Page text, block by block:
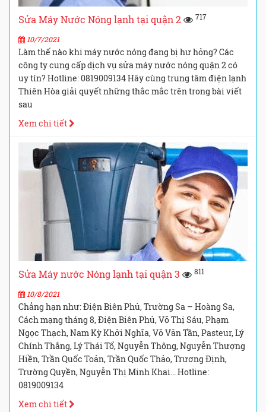
Sửa Máy Nước Nóng lạnh tại quận 2 717
10/7/2021
Làm thế nào khi máy nước nóng đang bị hư hỏng? Các
công ty cung cấp dịch vụ sửa máy nước nóng quận 2 có
uy tín? Hotline: 0819009134 Hãy cùng trung tâm điện lạnh
Thiên Hòa giải quyết những thắc mắc trên trong bài viết
sau
Xem chi tiết
Sửa Máy nước Nóng lạnh tại quận 3 811
10/8/2021
Chẳng hạn như: Điện Biên Phủ, Trường Sa – Hoàng Sa,
Cách mạng tháng 8, Điện Biên Phủ, Võ Thị Sáu, Phạm
Ngọc Thạch, Nam Kỳ Khởi Nghĩa, Võ Văn Tần, Pasteur, Lý
Chính Thắng, Lý Thái Tổ, Nguyễn Thông, Nguyễn Thượng
Hiền, Trần Quốc Toản, Trần Quốc Thảo, Trương Định,
Trường Quyền, Nguyễn Thị Minh Khai… Hotline:
0819009134
Xem chi tiết